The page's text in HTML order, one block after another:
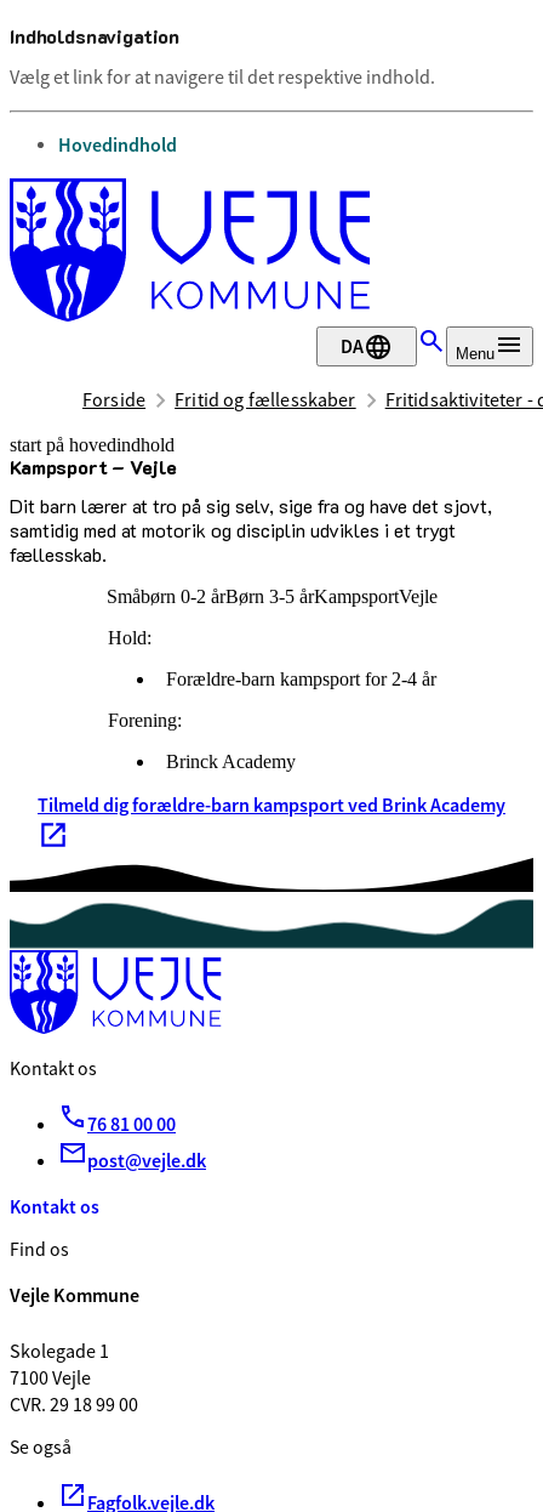
Indholdsnavigation
Vælg et link for at navigere til det respektive indhold.
gå til
Hovedindhold
DA Menu
Forside Fritid og fællesskaber Fritidsaktiviteter -
start på hovedindhold
Kampsport – Vejle
Dit barn lærer at tro på sig selv, sige fra og have det sjovt,
samtidig med at motorik og disciplin udvikles i et trygt
fællesskab.
senest opdateret 17. februar 2026
Småbørn 0-2 årBørn 3-5 årKampsportVejle
Hold:
Forældre-barn kampsport for 2-4 år
Forening:
Brinck Academy
Tilmeld dig forældre-barn kampsport ved Brink Academy
Kontakt os
76 81 00 00
post@vejle.dk
Kontakt os
Find os
Vejle Kommune
Skolegade 1
7100 Vejle
CVR. 29 18 99 00
Se også
Fagfolk.vejle.dk